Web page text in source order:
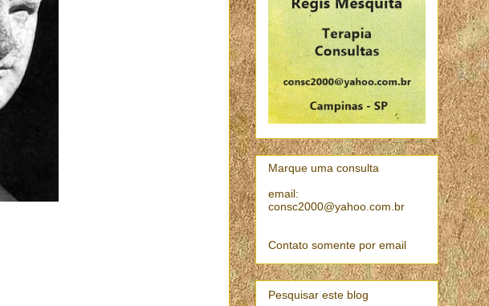
Marque uma consulta
email:
consc2000@yahoo.com.br
Contato somente por email
Pesquisar este blog